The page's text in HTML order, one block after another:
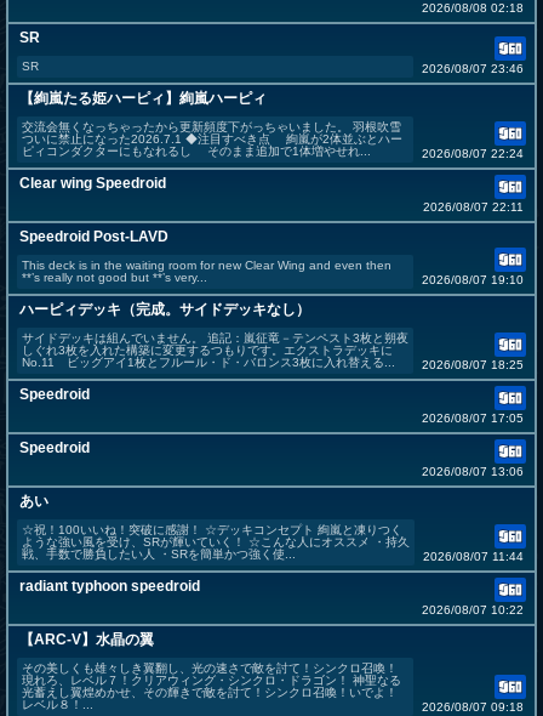
2026/08/08 02:18
SR
SR 2026/08/07 23:46
【絢嵐たる姫ハーピィ】絢嵐ハーピィ
交流会無くなっちゃったから更新頻度下がっちゃいました。 羽根吹雪
ついに禁止になった2026.7.1 ◆注目すべき点 絢嵐が2体並ぶとハー
ピィコンダクターにもなれるし そのまま追加で1体増やせれ...
2026/08/07 22:24
Clear wing Speedroid
2026/08/07 22:11
Speedroid Post-LAVD
This deck is in the waiting room for new Clear Wing and even then
**’s really not good but **’s very...
2026/08/07 19:10
ハーピィデッキ（完成。サイドデッキなし）
サイドデッキは組んでいません。 追記：嵐征竜－テンペスト3枚と朔夜
しぐれ3枚を入れた構築に変更するつもりです。エクストラデッキに
No.11 ビッグアイ1枚とフルール・ド・バロンス3枚に入れ替える...
2026/08/07 18:25
Speedroid
2026/08/07 17:05
Speedroid
2026/08/07 13:06
あい
☆祝！100いいね！突破に感謝！ ☆デッキコンセプト 絢嵐と凍りつく
ような強い風を受け、SRが輝いていく！ ☆こんな人にオススメ ・持久
戦、手数で勝負したい人 ・SRを簡単かつ強く使...
2026/08/07 11:44
radiant typhoon speedroid
2026/08/07 10:22
【ARC-V】水晶の翼
その美しくも雄々しき翼翻し、光の速さで敵を討て！シンクロ召喚！
現れろ、レベル７！クリアウィング・シンクロ・ドラゴン！ 神聖なる
光蓄えし翼煌めかせ、その輝きで敵を討て！シンクロ召喚！いでよ！
レベル８！...
2026/08/07 09:18